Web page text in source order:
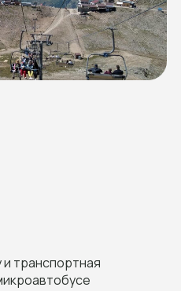
транспортная